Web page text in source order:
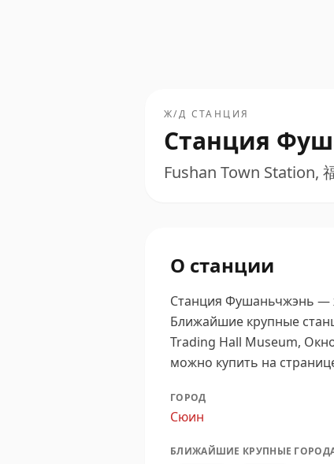
Ж/Д СТАНЦИЯ
Станция
Fushan Town Station,
О станции
Станция Фушаньчжэнь —
Ближайшие крупные
Trading Hall Museum,
можно купить на
ГОРОД
Сюин
БЛИЖАЙШИЕ КРУПНЫЕ